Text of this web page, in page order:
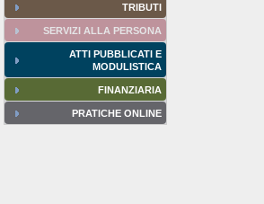
TRIBUTI
SERVIZI ALLA PERSONA
ATTI PUBBLICATI E
MODULISTICA
FINANZIARIA
PRATICHE ONLINE